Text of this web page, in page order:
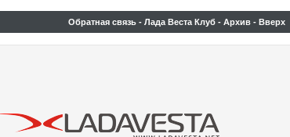
Обратная связь - Лада Веста Клуб - Архив - Вверх